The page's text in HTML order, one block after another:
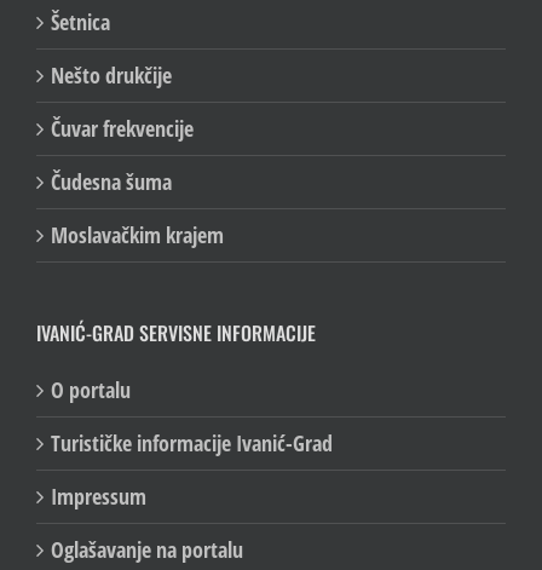
Šetnica
Nešto drukčije
Čuvar frekvencije
Čudesna šuma
Moslavačkim krajem
IVANIĆ-GRAD SERVISNE INFORMACIJE
O portalu
Turističke informacije Ivanić-Grad
Impressum
Oglašavanje na portalu